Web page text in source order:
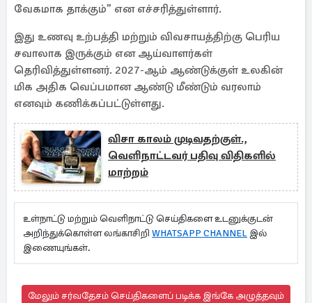
வேகமாக தாக்கும்” என எச்சரித்துள்ளார்.
இது உணவு உற்பத்தி மற்றும் விவசாயத்திற்கு பெரிய
சவாலாக இருக்கும் என ஆய்வாளர்கள்
தெரிவித்துள்ளனர். 2027-ஆம் ஆண்டுக்குள் உலகின்
மிக அதிக வெப்பமான ஆண்டு மீண்டும் வரலாம்
எனவும் கணிக்கப்பட்டுள்ளது.
விசா காலம் முடிவதற்குள்.,
வெளிநாட்டவர் பதிவு விதிகளில்
மாற்றம்
உள்நாட்டு மற்றும் வெளிநாட்டு செய்திகளை உடனுக்குடன்
அறிந்துக்கொள்ள லங்காசிறி WHATSAPP CHANNEL இல்
இணையுங்கள்.
மேலும் சர்வதேசம் செய்திகளைப் படிக்க இங்கே அழுத்தவும்